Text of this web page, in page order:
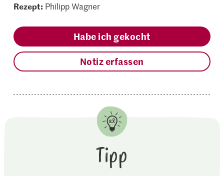
Rezept: Philipp Wagner
Habe ich gekocht
Notiz erfassen
Tipp